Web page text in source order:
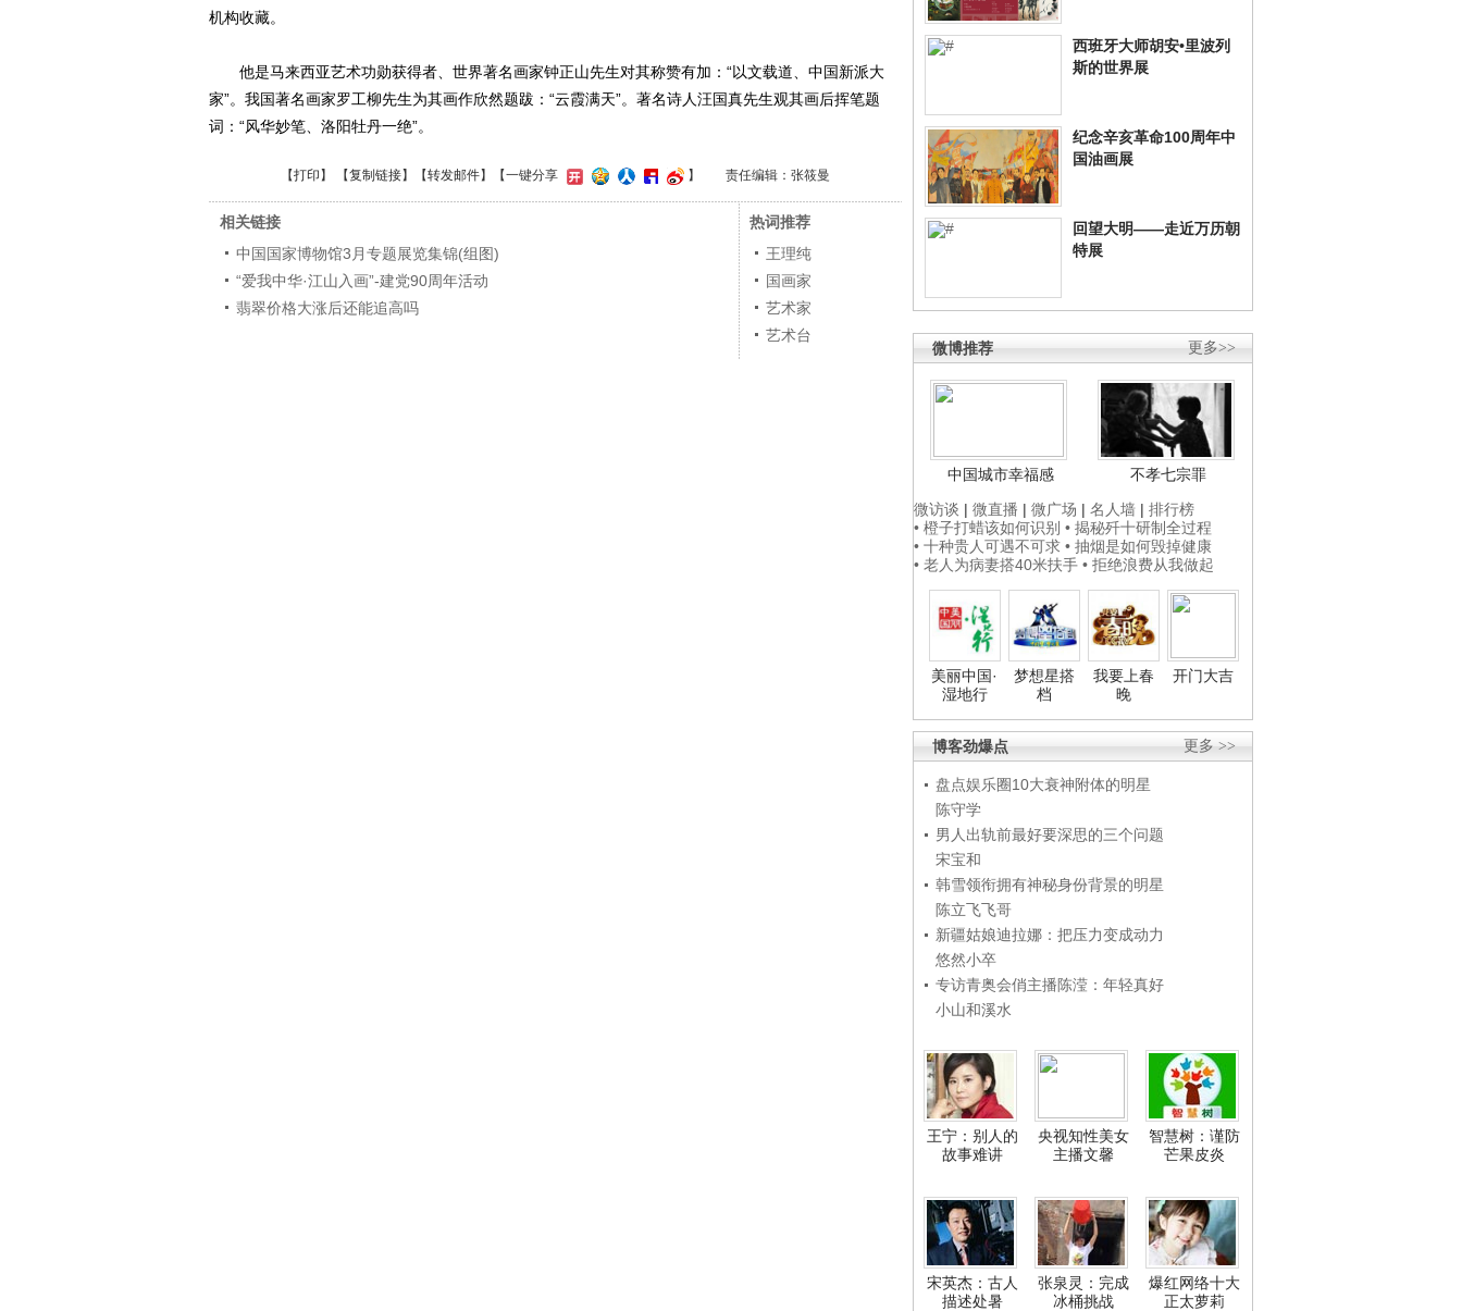
西班牙大师胡安•里波列
斯的世界展
纪念辛亥革命100周年中
国油画展
回望大明——走近万历朝
特展
更多>>
微博推荐
中国城市幸福感
不孝七宗罪
微访谈 | 微直播 | 微广场 | 名人墙 | 排行榜
• 橙子打蜡该如何识别 • 揭秘歼十研制全过程
• 十种贵人可遇不可求 • 抽烟是如何毁掉健康
• 老人为病妻搭40米扶手 • 拒绝浪费从我做起
美丽中国·
湿地行
梦想星搭
档
我要上春
晚
开门大吉
更多 >>
博客劲爆点
盘点娱乐圈10大衰神附体的明星
陈守学
男人出轨前最好要深思的三个问题
宋宝和
韩雪领衔拥有神秘身份背景的明星
陈立飞飞哥
新疆姑娘迪拉娜：把压力变成动力
悠然小卒
专访青奥会俏主播陈滢：年轻真好
小山和溪水
王宁：别人的
故事难讲
央视知性美女
主播文馨
智慧树：谨防
芒果皮炎
宋英杰：古人
描述处暑
张泉灵：完成
冰桶挑战
爆红网络十大
正太萝莉
机构收藏。
他是马来西亚艺术功勋获得者、世界著名画家钟正山先生对其称赞有加：“以文载道、中国新派大
家”。我国著名画家罗工柳先生为其画作欣然题跋：“云霞满天”。著名诗人汪国真先生观其画后挥笔题
词：“风华妙笔、洛阳牡丹一绝”。
【打印 】 【复制链接】【转发邮件】 【一键分享 】 责任编辑：张筱曼
相关链接
中国国家博物馆3月专题展览集锦(组图)
“爱我中华·江山入画”-建党90周年活动
翡翠价格大涨后还能追高吗
热词推荐
王理纯
国画家
艺术家
艺术台